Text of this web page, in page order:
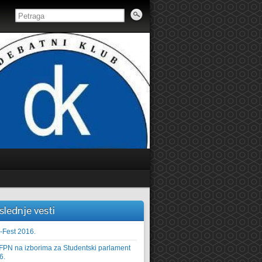
FPN na izborima za Studentski
za Studentski parlament Fakulteta političkih nauka biće održani 7. aprila 2016.
vesti
Fest 2016.
na izborima za Studentski parlament